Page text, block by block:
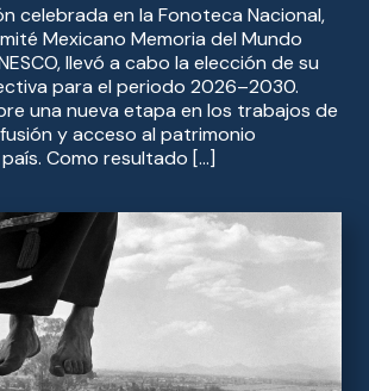
celebrada en la Fonoteca Nacional,
Mexicano Memoria del Mundo
llevó a cabo la elección de su
para el periodo 2026–2030.
una nueva etapa en los trabajos de
y acceso al patrimonio
Como resultado […]